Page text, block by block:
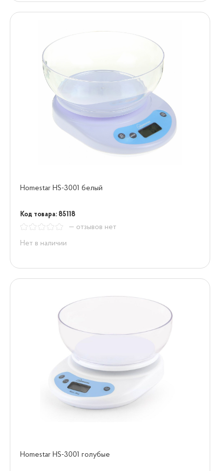
Homestar HS-3001 белый
Код товара: 85118
— отзывов нет
Нет в наличии
Homestar HS-3001 голубые